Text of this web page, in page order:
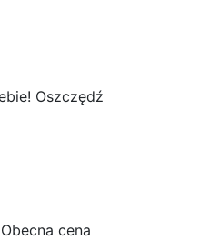
Oszczędź
cena